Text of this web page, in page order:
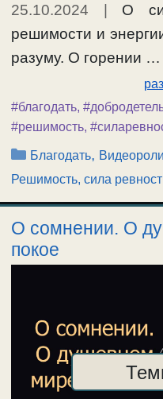
25.10.2024 | О
решимости и
разуму. О горении …
#благодать,
#решимость,
Рубрики
Благодать,
Решимость, сила
О сомнении. О
покое